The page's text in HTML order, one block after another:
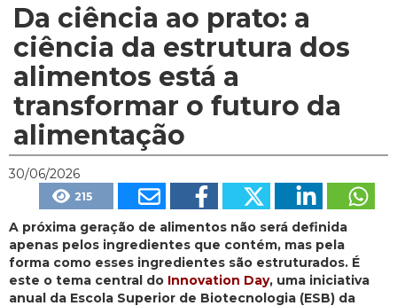
Da ciência ao prato: a
ciência da estrutura dos
alimentos está a
transformar o futuro da
alimentação
30/06/2026
215
A próxima geração de alimentos não será definida
apenas pelos ingredientes que contém, mas pela
forma como esses ingredientes são estruturados. É
este o tema central do Innovation Day, uma iniciativa
anual da Escola Superior de Biotecnologia (ESB) da